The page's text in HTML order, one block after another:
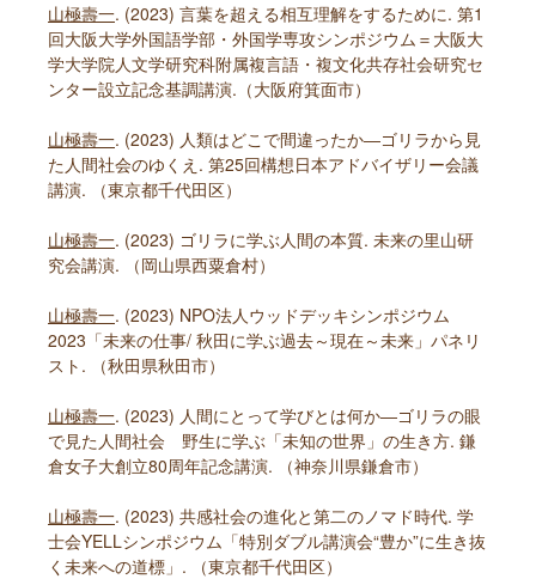
山極壽一. (2023) 言葉を超える相互理解をするために. 第1
回大阪大学外国語学部・外国学専攻シンポジウム＝大阪大
学大学院人文学研究科附属複言語・複文化共存社会研究セ
ンター設立記念基調講演.（大阪府箕面市）
山極壽一. (2023) 人類はどこで間違ったか―ゴリラから見
た人間社会のゆくえ. 第25回構想日本アドバイザリー会議
講演. （東京都千代田区）
山極壽一. (2023) ゴリラに学ぶ人間の本質. 未来の里山研
究会講演. （岡山県西粟倉村）
山極壽一. (2023) NPO法人ウッドデッキシンポジウム
2023「未来の仕事/ 秋田に学ぶ過去～現在～未来」パネリ
スト. （秋田県秋田市）
山極壽一. (2023) 人間にとって学びとは何か―ゴリラの眼
で見た人間社会 野生に学ぶ「未知の世界」の生き方. 鎌
倉女子大創立80周年記念講演. （神奈川県鎌倉市）
山極壽一. (2023) 共感社会の進化と第二のノマド時代. 学
士会YELLシンポジウム「特別ダブル講演会“豊か”に生き抜
く未来への道標」. （東京都千代田区）